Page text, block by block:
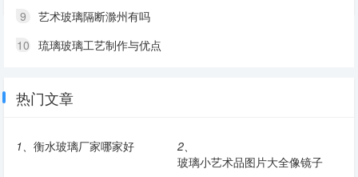
9
艺术玻璃隔断滁州有吗
10 琉璃玻璃工艺制作与优点
热门文章
1、 衡水玻璃厂家哪家好
2、
玻璃小艺术品图片大全像镜子